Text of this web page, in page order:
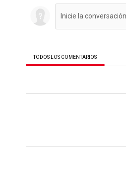
TODOS LOS COMENTARIOS